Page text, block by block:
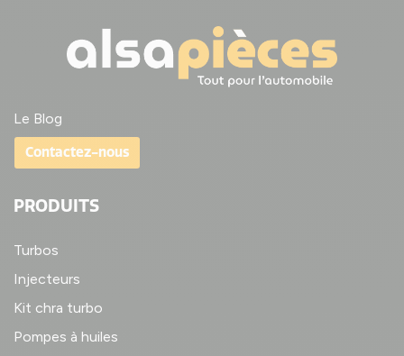
Le Blog
Contactez-nous
PRODUITS
Turbos
Injecteurs
Kit chra turbo
Pompes à huiles